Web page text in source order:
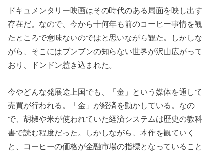
ドキュメンタリー映画はその時代のある局面を映し出す
存在だ。なので、今から十何年も前のコーヒー事情を観
たところで意味ないのではと思いながら観た。しかしな
がら、そこにはブンブンの知らない世界が沢山広がって
おり、ドンドン惹き込まれた。
今やどんな発展途上国でも、「金」という媒体を通して
売買が行われる。「金」が経済を動かしている。なの
で、胡椒や米が使われていた経済システムは歴史の教科
書で読む程度だった。しかしながら、本作を観ていく
と、コーヒーの価格が金融市場の指標となっていること